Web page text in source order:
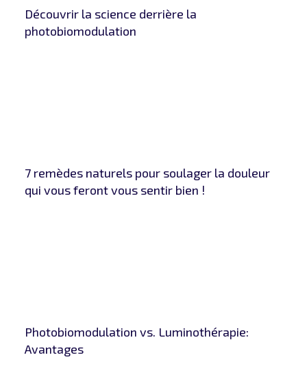
Découvrir la science derrière la
photobiomodulation
7 remèdes naturels pour soulager la douleur
qui vous feront vous sentir bien !
Photobiomodulation vs. Luminothérapie:
Avantages